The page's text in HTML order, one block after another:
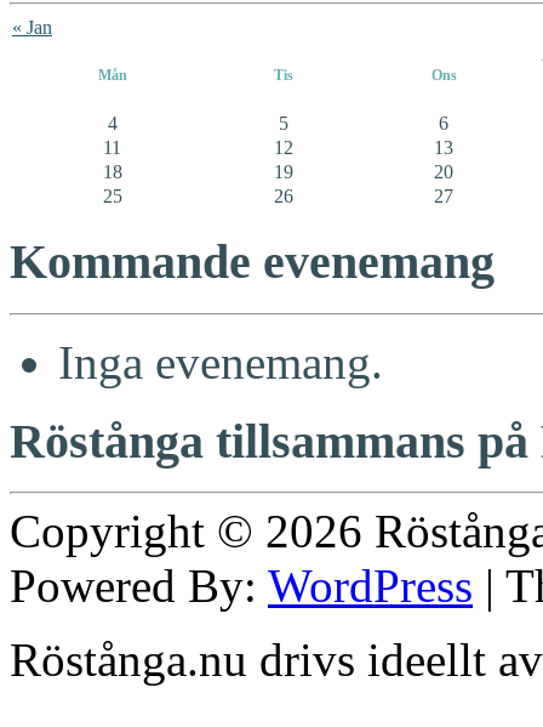
« Jan
Mån Tis Ons
4 5
6
11
12
13
18
19
20
25
26 27
Kommande evenemang
Inga evenemang.
Röstånga tillsammans på
Copyright © 2026
Powered By: WordPress |
Röstånga.nu drivs ideellt